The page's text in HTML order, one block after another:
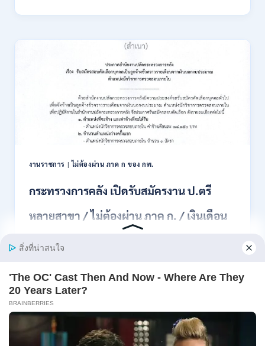
15
2569
ตรวจ
แผ่น
รับ
สอบ
แข่งขัน
เพื่อ
บรรจุ
เป็น
44
/
และ
/
ไม่
ผ่าน
ก
งานราชการ |ไม่ต้องผ่าน ภาค ก ของ กพ.
กระทรวงการคลัง เปิดรับสมัครงาน ป.ตรี
หลายสาขา / ไม่ต้องผ่าน ภาค ก. / เงินเดือน
18150 / สมัคร 13 – 25 สิงหาคม 2569
ตำแหน่งนักวิ…
อ่านรายละเอียด
การ
คลัง
เปิด